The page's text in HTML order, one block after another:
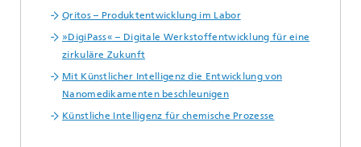
Qritos – Produktentwicklung im Labor
»DigiPass« – Digitale Werkstoffentwicklung für eine
zirkuläre Zukunft
Mit Künstlicher Intelligenz die Entwicklung von
Nanomedikamenten beschleunigen
Künstliche Intelligenz für chemische Prozesse